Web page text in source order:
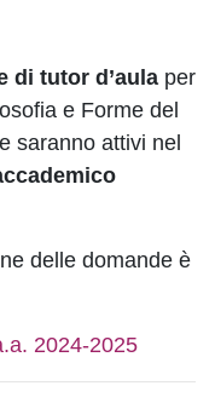
di tutor d’aula per
e Forme del
saranno attivi nel
delle domande è
2024-2025